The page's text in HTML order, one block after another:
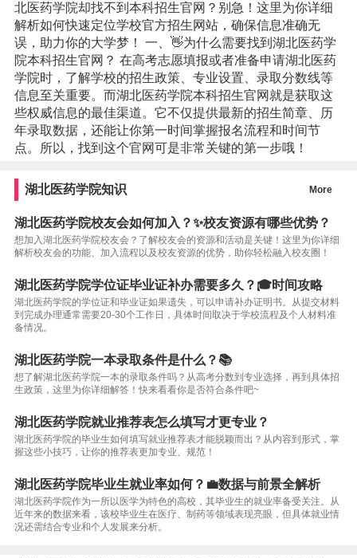
北医药学院却找不到本科招生官网？别急！这里为你详细
解析如何快速定位学校官方招生网站，确保信息准确无
误，助力你的大学梦！ 一、👋为什么需要找到湖北医药学
院本科招生官网？ 在高考志愿填报或者准备申请湖北医药
学院时，了解学校的招生政策、专业设置、录取分数线等
信息至关重要。而湖北医药学院本科招生官网就是获取这
些权威信息的最佳渠道。它不仅提供最新的招生简章、历
年录取数据，还能让你第一时间掌握报名流程和时间节
点。所以，找到这个官网可是非常关键的第一步哦！
湖北医药学院知识 More
湖北医药学院校友会如何加入？✨校友资源有哪些优势？
想加入湖北医药学院校友会？了解校友会的资源和活动是关键！这里为你详细
解析校友会的功能、加入流程以及校友资源的优势，助你轻松融入校友圈！
湖北医药学院学位证毕业证补办需要多久？🎓时间攻略
湖北医药学院的学位证和毕业证如果遗失，可以申请补办证明书。从提交材料
到完成办理通常需要20-30个工作日，具体时间取决于学校流程及个人材料准
备情况。
湖北医药学院一本录取条件是什么？📚
想了解湖北医药学院一本的录取条件吗？从高考分数到专业选择，再到具体招
生政策，这里为你详细解答！快来看看你是否符合条件吧~
湖北医药学院就业推荐表怎么填写才更专业？
湖北医药学院的毕业生如何填写就业推荐表才能脱颖而出？从内容到形式，掌
握这些小技巧，让你的推荐表更加专业、规范！
湖北医药学院毕业生就业率如何？💼数据与前景全解析
湖北医药学院作为一所以医学为特色的高校，其毕业生的就业率备受关注。从
近年来的数据来看，该校毕业生在医疗、制药等领域表现亮眼，但具体就业情
况还需结合专业和个人发展来分析。